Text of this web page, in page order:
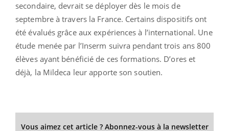
secondaire, devrait se déployer dès le mois de
septembre à travers la France. Certains dispositifs ont
été évalués grâce aux expériences à l’international. Une
étude menée par l’Inserm suivra pendant trois ans 800
élèves ayant bénéficié de ces formations. D’ores et
déjà, la Mildeca leur apporte son soutien.
Vous aimez cet article ? Abonnez-vous à la newsletter